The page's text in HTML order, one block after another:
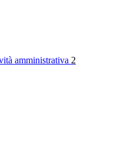
amministrativa 2